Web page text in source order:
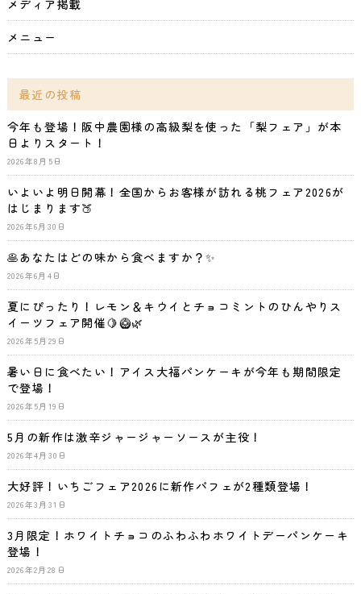
メディア掲載
メニュー
最近の投稿
今年も登場！阪中農園様の高級梨を使った「梨フェア」が本
日よりスタート！
2026年8月5日
いよいよ明日開幕！全国からお客様が訪れる桃フェア2026が
はじまります🍑
2026年6月30日
🥞あなたはどの味から食べますか？✨
2026年6月4日
夏にぴったり！レモン＆キウイとチョコミントのひんやりス
イーツフェア開催🍋🥝🌿
2026年5月29日
暑い日に食べたい！アイス大福パンケーキが今年も期間限定
で登場！
2026年5月19日
5月の新作は激辛ジャージャーソースが主役！
2026年4月30日
大好評！いちごフェア2026に新作パフェが2種類登場！
2026年3月31日
3月限定！ホワイトチョコのふわふわホワイトデーパンケーキ
登場！
2026年2月28日